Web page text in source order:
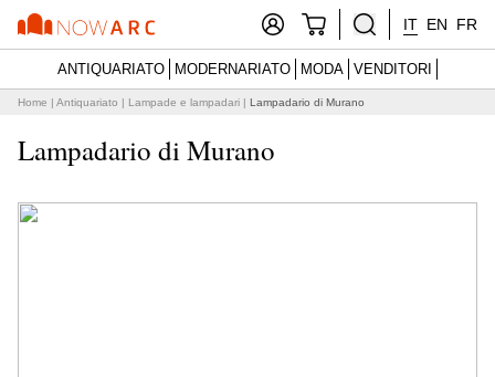
IT EN FR
ANTIQUARIATO MODERNARIATO MODA VENDITORI
Home | Antiquariato | Lampade e lampadari | Lampadario di Murano
Lampadario di Murano